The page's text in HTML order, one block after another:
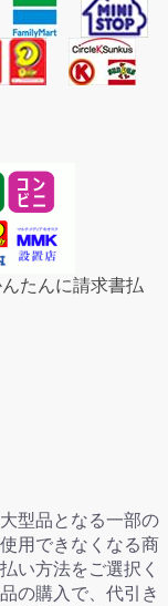
型品となる一部の
用できなくなる商
い方法をご選択く
の購入で、代引き